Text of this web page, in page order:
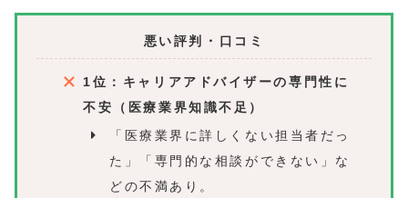
悪い評判・口コミ
1位：キャリアアドバイザーの専門性に
不安（医療業界知識不足）
「医療業界に詳しくない担当者だっ
た」「専門的な相談ができない」な
どの不満あり。